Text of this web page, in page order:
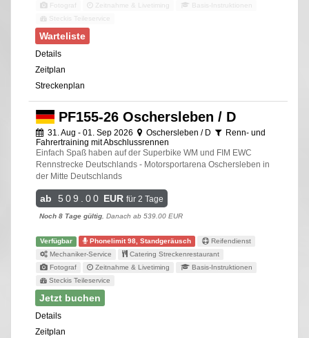
Fotograf
Zeitnahme & Livetiming
Basis-Instruktionen
Steckis Teileservice
Warteliste
Details
Zeitplan
Streckenplan
PF155-26 Oschersleben / D
31. Aug - 01. Sep 2026 Oschersleben / D
Renn- und
Fahrertraining mit Abschlussrennen
Einfach Spaß haben auf der Superbike WM und FIM EWC
Rennstrecke Deutschlands - Motorsportarena Oschersleben in
der Mitte Deutschlands
ab 509.00 EUR für 2 Tage
Noch 8 Tage gültig , Danach ab 539.00 EUR
Verfügbar Phonelimit 98, Standgeräusch
Reifendienst
Mechaniker-Service
Catering Streckenrestaurant
Fotograf
Zeitnahme & Livetiming
Basis-Instruktionen
Steckis Teileservice
Jetzt buchen
Details
Zeitplan